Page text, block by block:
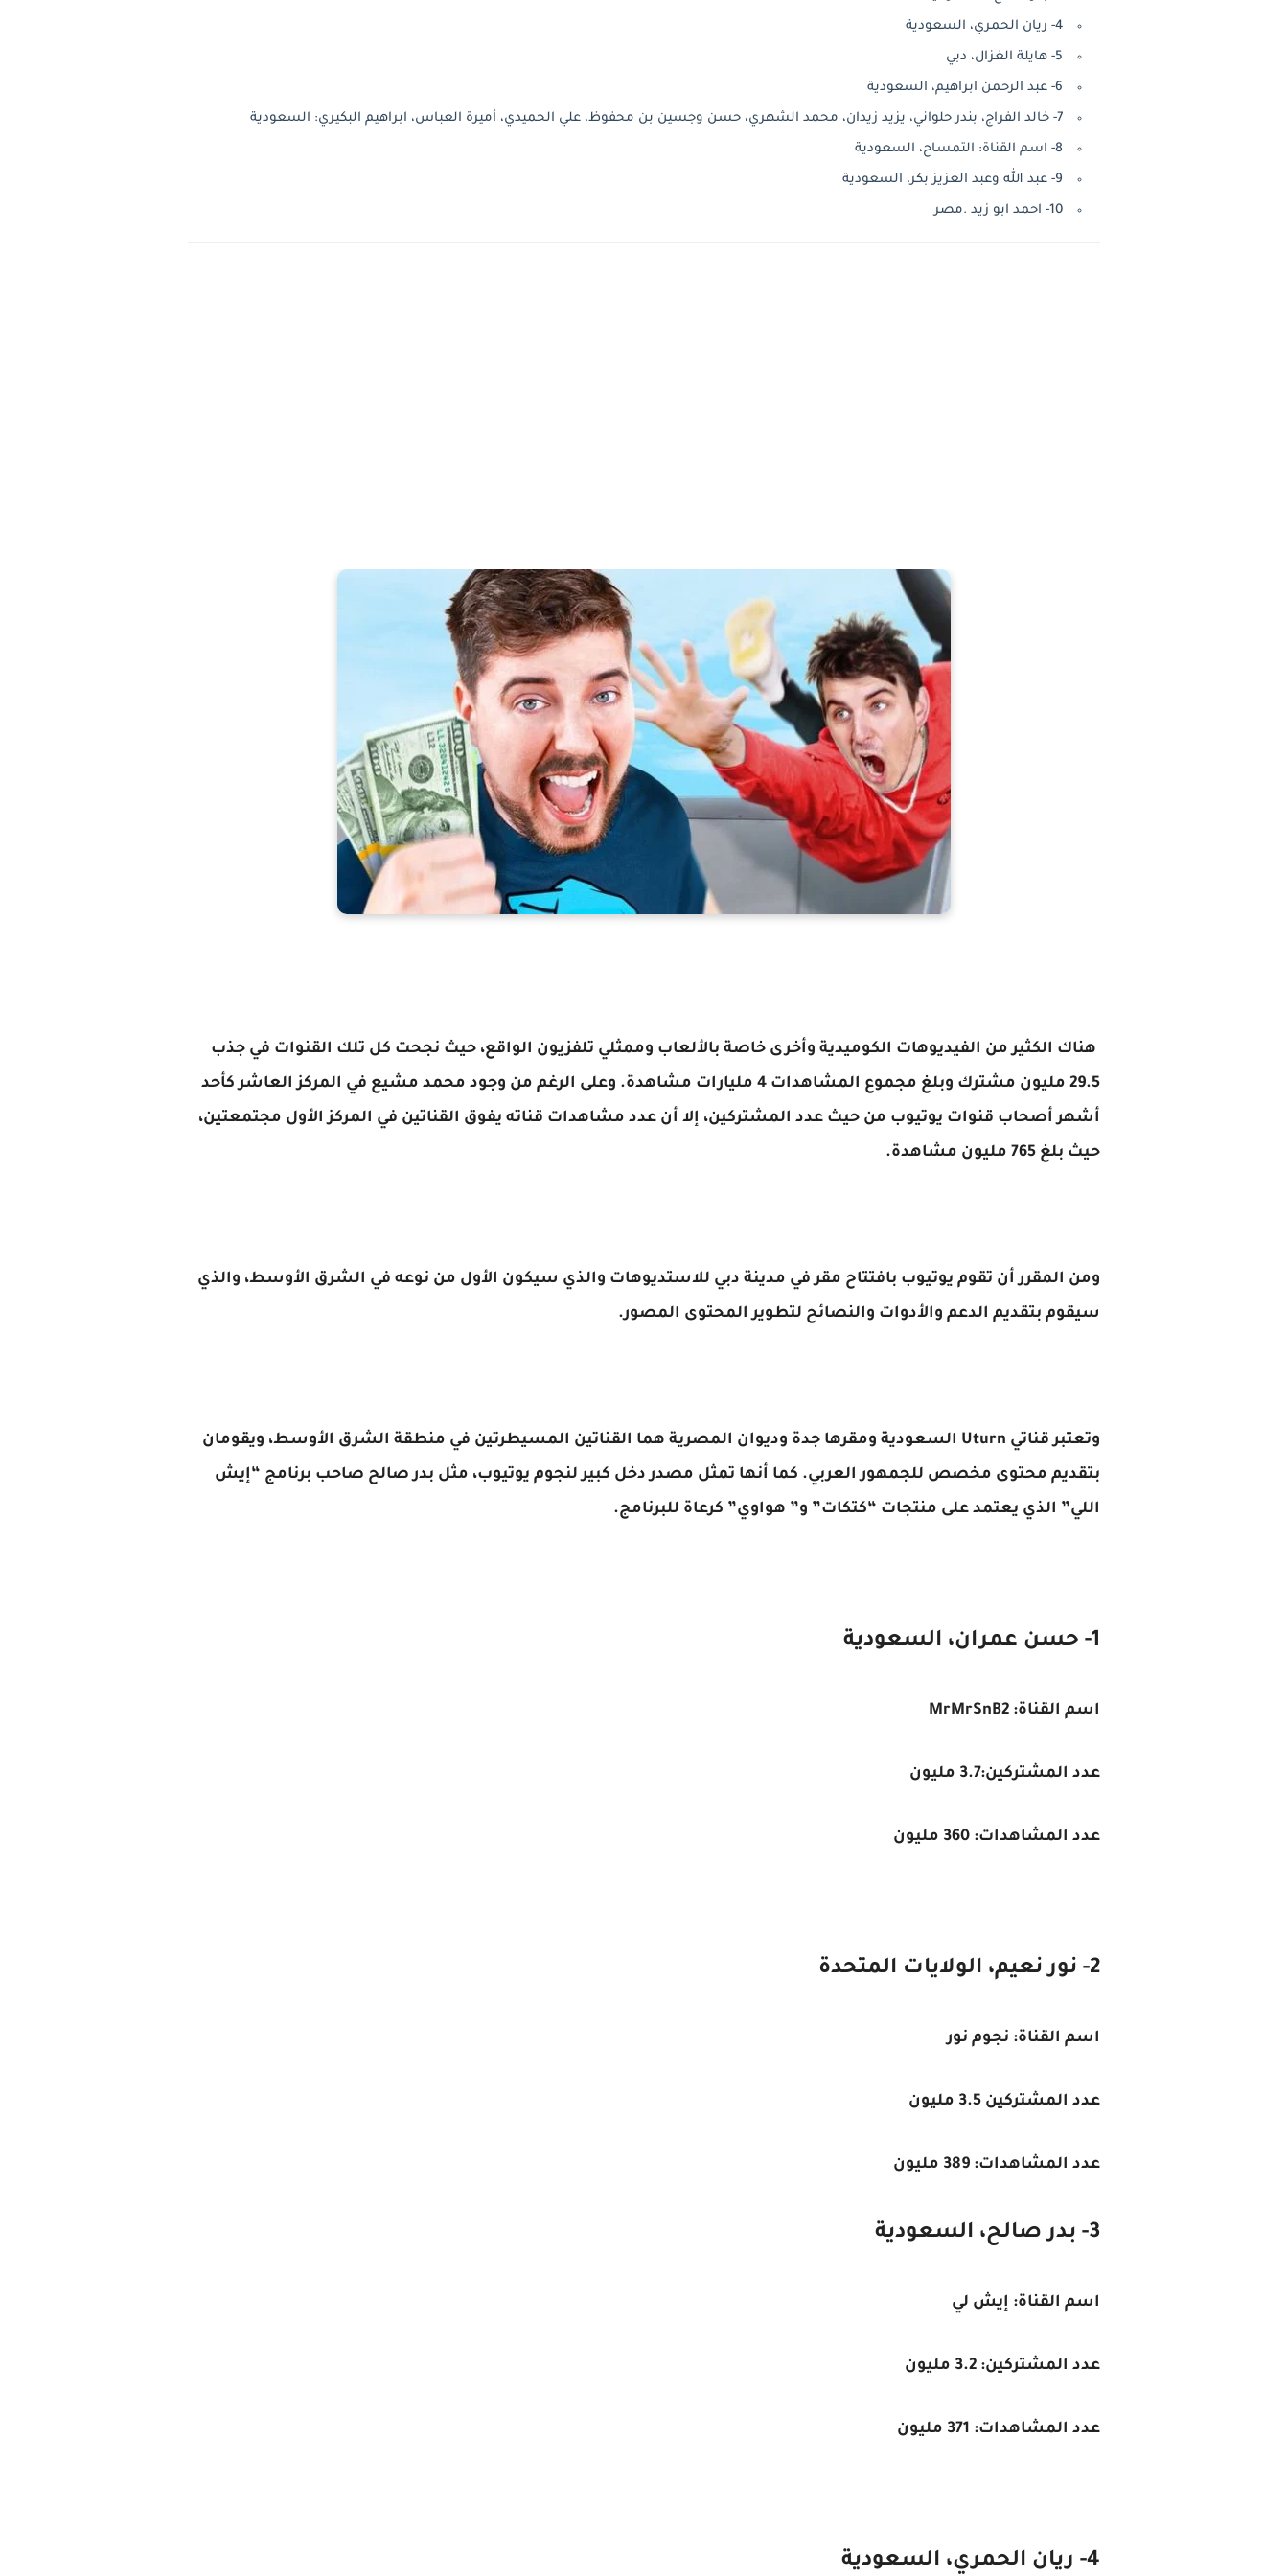
4- ريان الحمري، السعودية
5- هايلة الغزال، دبي
6- عبد الرحمن ابراهيم، السعودية
7- خالد الفراج، بندر حلواني، يزيد زيدان، محمد الشهري، حسن وجسين بن محفوظ، علي الحميدي، أميرة العباس، ابراهيم البكيري: السعودية
8- اسم القناة: التمساح، السعودية
9- عبد الله وعبد العزيز بكر، السعودية
10- احمد ابو زيد .مصر
هناك الكثير من الفيديوهات الكوميدية وأخرى خاصة بالألعاب وممثلي تلفزيون الواقع، حيث نجحت كل تلك القنوات في جذب
29.5 مليون مشترك وبلغ مجموع المشاهدات 4 مليارات مشاهدة. وعلى الرغم من وجود محمد مشيع في المركز العاشر كأحد
أشهر أصحاب قنوات يوتيوب من حيث عدد المشتركين، إلا أن عدد مشاهدات قناته يفوق القناتين في المركز الأول مجتمعتين،
حيث بلغ 765 مليون مشاهدة.
ومن المقرر أن تقوم يوتيوب بافتتاح مقر في مدينة دبي للاستديوهات والذي سيكون الأول من نوعه في الشرق الأوسط، والذي
سيقوم بتقديم الدعم والأدوات والنصائح لتطوير المحتوى المصور.
وتعتبر قناتي Uturn السعودية ومقرها جدة وديوان المصرية هما القناتين المسيطرتين في منطقة الشرق الأوسط، ويقومان
بتقديم محتوى مخصص للجمهور العربي. كما أنها تمثل مصدر دخل كبير لنجوم يوتيوب، مثل بدر صالح صاحب برنامج “إيش
اللي” الذي يعتمد على منتجات “كتكات” و” هواوي” كرعاة للبرنامج.
1- حسن عمران، السعودية
اسم القناة: MrMrSnB2
عدد المشتركين:3.7 مليون
عدد المشاهدات: 360 مليون
2- نور نعيم، الولايات المتحدة
اسم القناة: نجوم نور
عدد المشتركين 3.5 مليون
عدد المشاهدات: 389 مليون
3- بدر صالح، السعودية
اسم القناة: إيش لي
عدد المشتركين: 3.2 مليون
عدد المشاهدات: 371 مليون
4- ريان الحمري، السعودية